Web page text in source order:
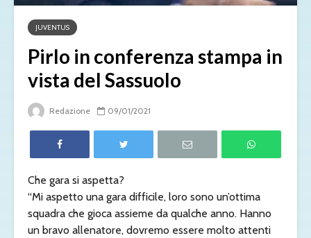
JUVENTUS
Pirlo in conferenza stampa in
vista del Sassuolo
Redazione 09/01/2021
Che gara si aspetta?
“Mi aspetto una gara difficile, loro sono un’ottima
squadra che gioca assieme da qualche anno. Hanno
un bravo allenatore, dovremo essere molto attenti